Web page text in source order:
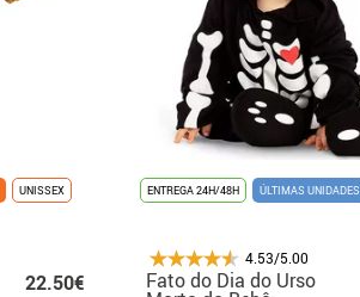
UNISSEX
22.50€
ENTREGA 24H/48H ÚLTIMAS UNIDADES
4.53/5.00
Fato do Dia do Urso